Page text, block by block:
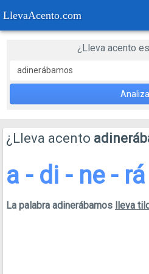
LlevaAcento.com
¿Lleva acento
¿Lleva acento
a - di - ne -
La palabra adinerábamos lleva